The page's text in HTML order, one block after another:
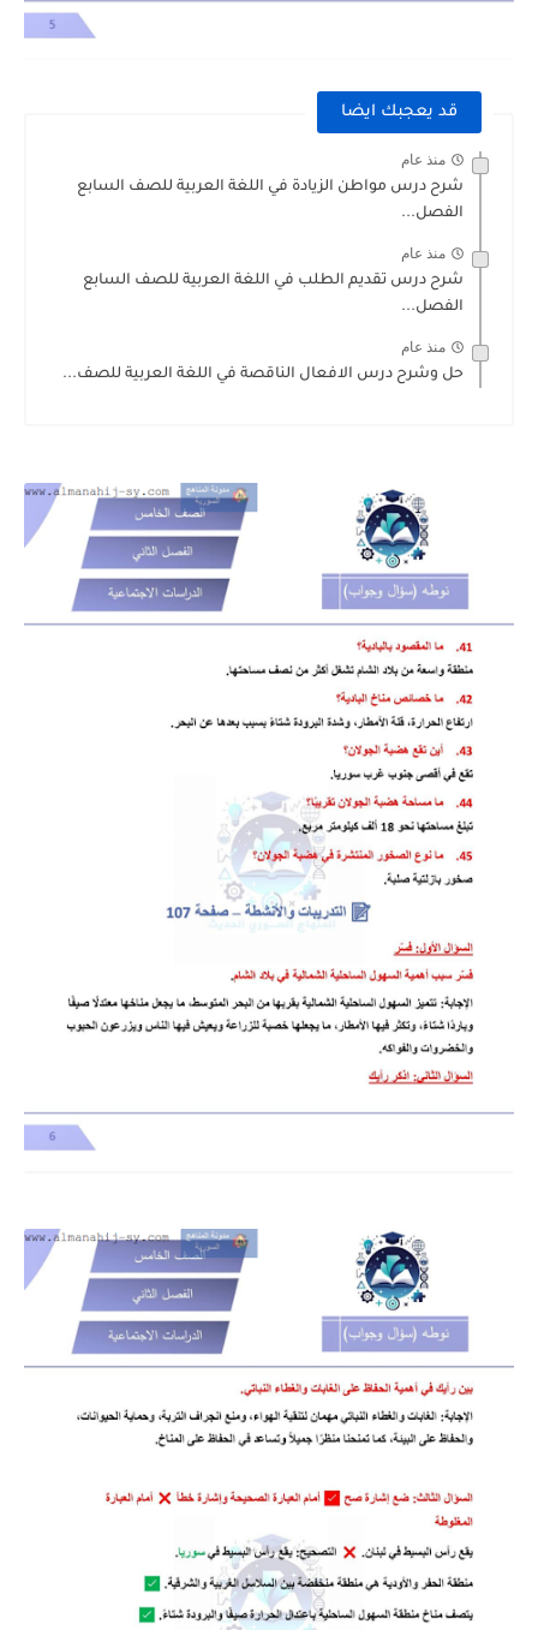
قد يعجبك ايضا
منذ عام
شرح درس مواطن الزيادة في اللغة العربية للصف السابع
الفصل...
منذ عام
شرح درس تقديم الطلب في اللغة العربية للصف السابع
الفصل...
منذ عام
حل وشرح درس الافعال الناقصة في اللغة العربية للصف...